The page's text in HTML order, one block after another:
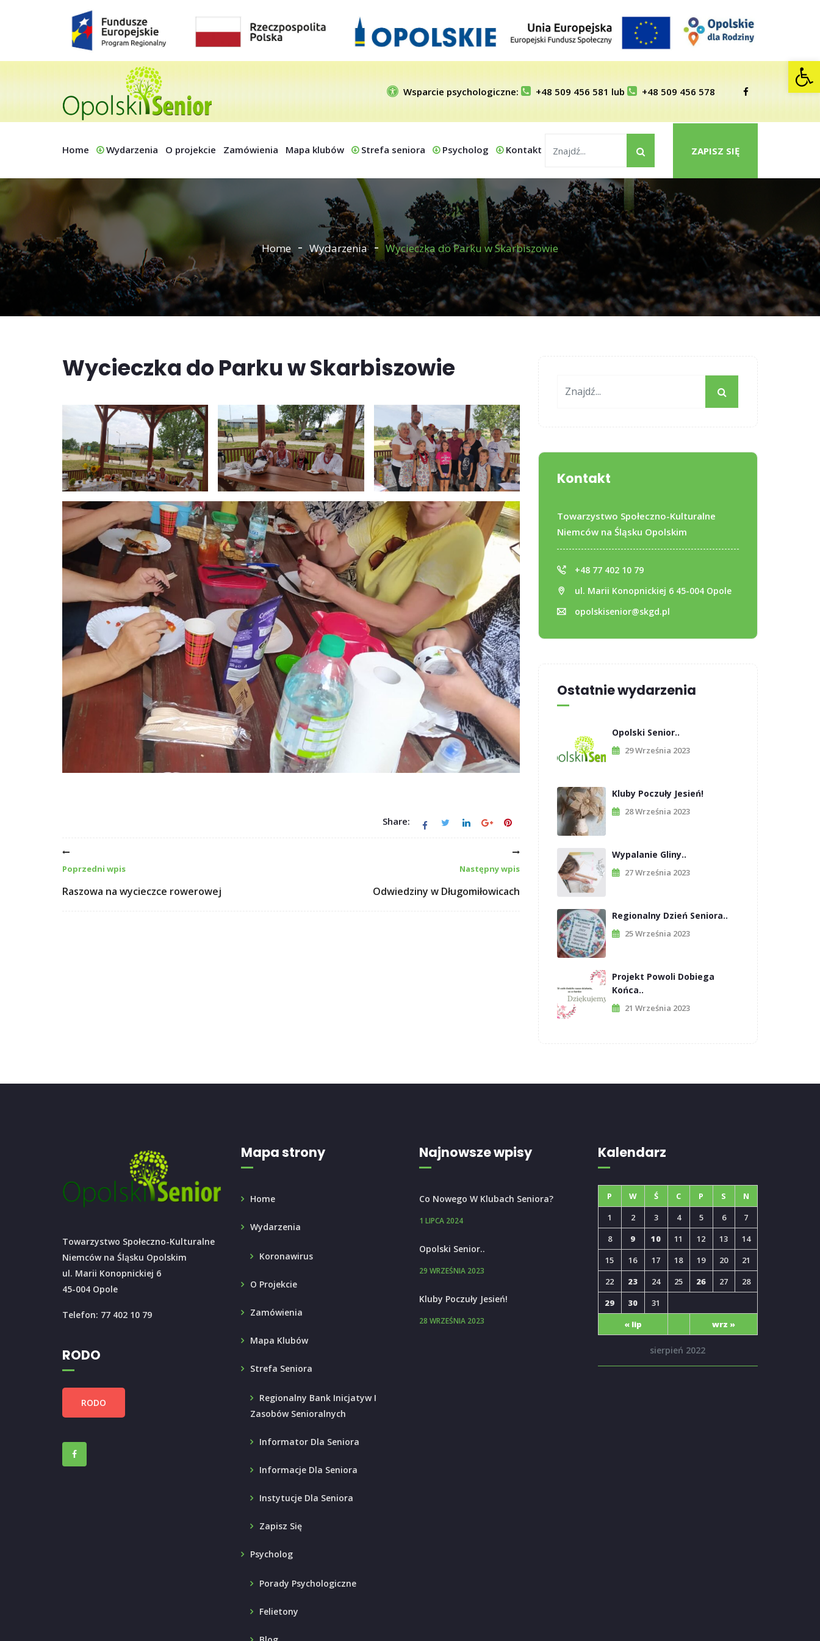
Wsparcie psychologiczne: +48 509 456 581 lub +48 509 456 578
Home Wydarzenia O projekcie Zamówienia Mapa klubów Strefa seniora Psycholog Kontakt ZAPISZ SIĘ
Home Wydarzenia Wycieczka do Parku w Skarbiszowie
Wycieczka do Parku w Skarbiszowie
Share:
Poprzedni wpis
Raszowa na wycieczce rowerowej
Następny wpis
Odwiedziny w Długomiłowicach
Kontakt
Towarzystwo Społeczno-Kulturalne
Niemców na Śląsku Opolskim
+48 77 402 10 79
ul. Marii Konopnickiej 6 45-004 Opole
opolskisenior@skgd.pl
Ostatnie wydarzenia
Opolski Senior..
29 Września 2023
Kluby Poczuły Jesień!
28 Września 2023
Wypalanie Gliny..
27 Września 2023
Regionalny Dzień Seniora..
25 Września 2023
Projekt Powoli Dobiega
Końca..
21 Września 2023
Towarzystwo Społeczno-Kulturalne
Niemców na Śląsku Opolskim
ul. Marii Konopnickiej 6
45-004 Opole
Telefon: 77 402 10 79
RODO
RODO
Mapa strony
Home
Wydarzenia
Koronawirus
O Projekcie
Zamówienia
Mapa Klubów
Strefa Seniora
Regionalny Bank Inicjatyw I
Zasobów Senioralnych
Informator Dla Seniora
Informacje Dla Seniora
Instytucje Dla Seniora
Zapisz Się
Psycholog
Porady Psychologiczne
Felietony
Najnowsze wpisy
Co Nowego W Klubach Seniora?
1 LIPCA 2024
Opolski Senior..
29 WRZEŚNIA 2023
Kluby Poczuły Jesień!
28 WRZEŚNIA 2023
Kalendarz
sierpień 2022
P W Ś C P S N
« lip wrz »
1 2 3 4 5 6
7
8
9 10 11 12 13
14
15
16 17 18 19 20
21
22
23 24 25 26 27
28
29
30 31